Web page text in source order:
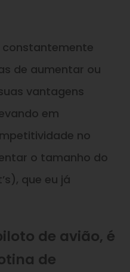
constantemente
de aumentar ou
vantagens
em
no
o tamanho do
que eu já
de avião, é
de